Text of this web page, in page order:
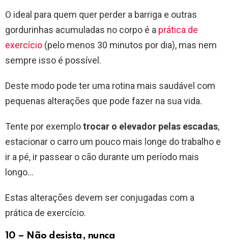
O ideal para quem quer perder a barriga e outras
gordurinhas acumuladas no corpo é a prática de
exercício (pelo menos 30 minutos por dia), mas nem
sempre isso é possível.
Deste modo pode ter uma rotina mais saudável com
pequenas alterações que pode fazer na sua vida.
Tente por exemplotrocar o elevador pelas escadas,
estacionar o carro um pouco mais longe do trabalho e
ir a pé, ir passear o cão durante um período mais
longo…
Estas alterações devem ser conjugadas com a
prática de exercício.
10 – Não desista, nunca